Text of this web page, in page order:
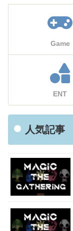
Game
ENT
人気記事